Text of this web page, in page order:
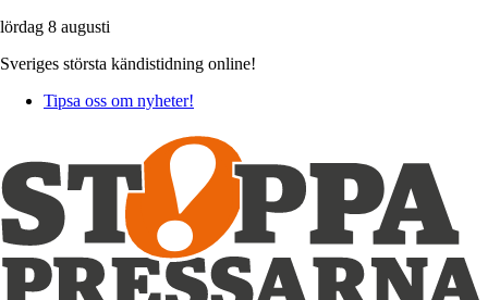
lördag 8 augusti
Sveriges största kändistidning online!
Tipsa oss om nyheter!